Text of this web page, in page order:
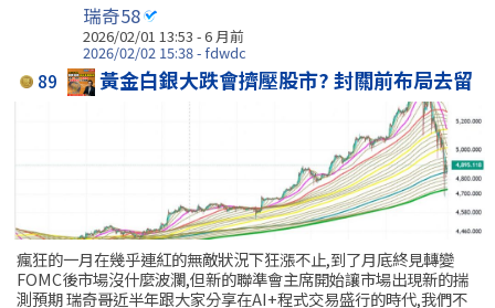
瑞奇58
2026/02/01 13:53 - 6 月前
2026/02/02 15:38 - fdwdc
89 黃金白銀大跌會擠壓股市? 封關前布局去留
瘋狂的一月在幾乎連紅的無敵狀況下狂漲不止,到了月底終見轉變
FOMC後市場沒什麼波瀾,但新的聯準會主席開始讓市場出現新的揣
測預期 瑞奇哥近半年跟大家分享在AI+程式交易盛行的時代,我們不